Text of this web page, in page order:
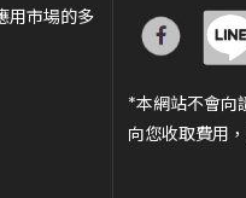
用市場的多
*本網站不會向
向您收取費用